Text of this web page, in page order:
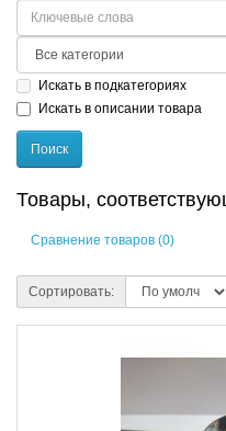
Искать в подкатегориях
Искать в описании товара
Товары,
Сравнение товаров (0)
Сортировать: